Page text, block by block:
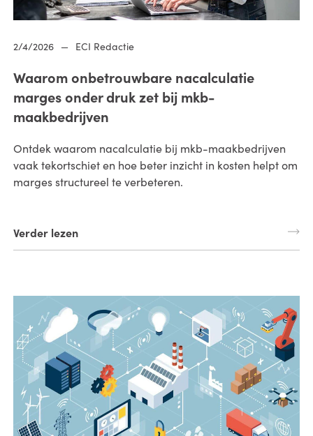
2/4/2026 — ECI Redactie
Waarom onbetrouwbare nacalculatie
marges onder druk zet bij mkb-
maakbedrijven
Ontdek waarom nacalculatie bij mkb-maakbedrijven
vaak tekortschiet en hoe beter inzicht in kosten helpt om
marges structureel te verbeteren.
Verder lezen